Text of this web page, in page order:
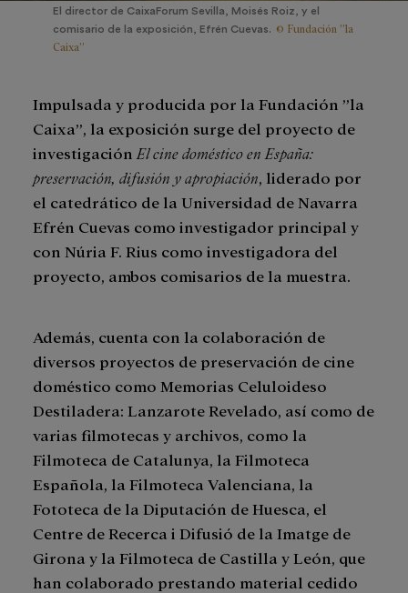
El director de CaixaForum Sevilla, Moisés Roiz, y el
comisario de la exposición, Efrén Cuevas. © Fundación ”la
Caixa”
Impulsada y producida por la Fundación ”la
Caixa”, la exposición surge del proyecto de
investigación El cine doméstico en España:
preservación, difusión y apropiación , liderado por
el catedrático de la Universidad de Navarra
Efrén Cuevas como investigador principal y
con Núria F. Rius como investigadora del
proyecto, ambos comisarios de la muestra.
Además, cuenta con la colaboración de
diversos proyectos de preservación de cine
doméstico como Memorias Celuloideso
Destiladera: Lanzarote Revelado, así como de
varias filmotecas y archivos, como la
Filmoteca de Catalunya, la Filmoteca
Española, la Filmoteca Valenciana, la
Fototeca de la Diputación de Huesca, el
Centre de Recerca i Difusió de la Imatge de
Girona y la Filmoteca de Castilla y León, que
han colaborado prestando material cedido